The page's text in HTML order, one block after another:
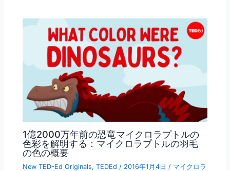
1億2000万年前の恐竜マイクロラプトルの
色彩を解明する：マイクロラプトルの羽毛
の色の概要
New TED-Ed Originals,TEDEd / 2016年1月4日 / マイクロラ